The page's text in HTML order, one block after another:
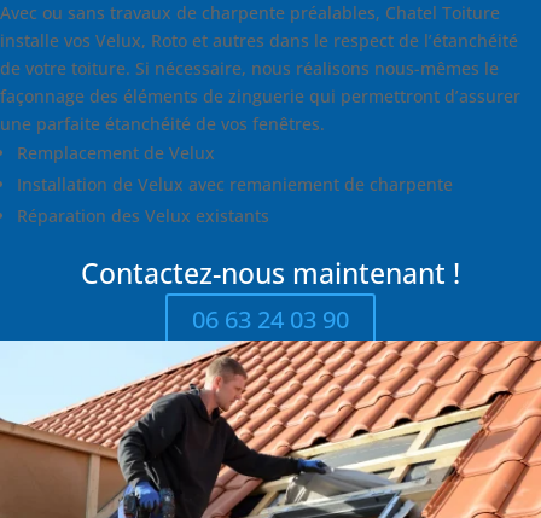
Avec ou sans travaux de charpente préalables, Chatel Toiture
installe vos Velux, Roto et autres dans le respect de l’étanchéité
de votre toiture. Si nécessaire, nous réalisons nous-mêmes le
façonnage des éléments de zinguerie qui permettront d’assurer
une parfaite étanchéité de vos fenêtres.
Remplacement de Velux
Installation de Velux avec remaniement de charpente
Réparation des Velux existants
Contactez-nous maintenant !
06 63 24 03 90